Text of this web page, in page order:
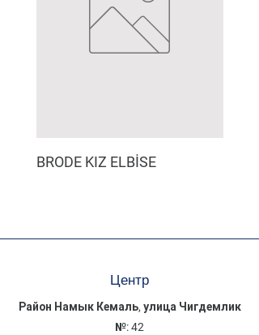
BRODE KIZ ELBİSE
Центр
Район Намык Кемаль, улица Чигдемлик
№: 42